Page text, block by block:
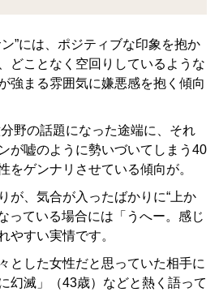
”には、ポジティブな印象を抱か
どことなく空回りしているような
強まる雰囲気に嫌悪感を抱く傾向
野の話題になった途端に、それ
が嘘のように勢いづいてしまう40
をゲンナリさせている傾向が。
が、気合が入ったばかりに“上か
っている場合には「うへー。感じ
やすい実情です。
とした女性だと思っていた相手に
幻滅」（43歳）などと熱く語って